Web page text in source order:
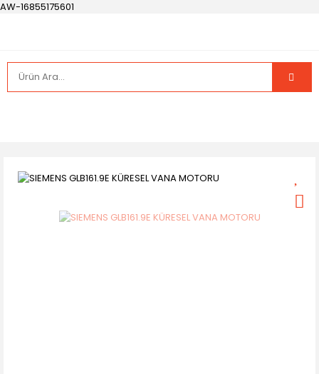
AW-16855175601